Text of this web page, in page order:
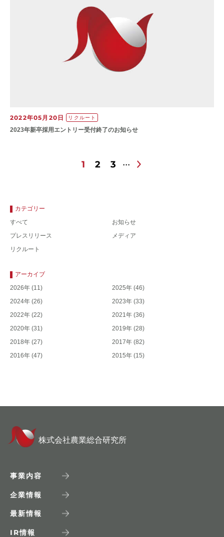
2022年05月20日 リクルート
2023年新卒採用エントリー受付終了のお知らせ
1 2 3
カテゴリー
すべて
お知らせ
プレスリリース
メディア
リクルート
アーカイブ
2026年 (11) 2025年 (46)
2024年 (26) 2023年 (33)
2022年 (22) 2021年 (36)
2020年 (31) 2019年 (28)
2018年 (27) 2017年 (82)
2016年 (47) 2015年 (15)
株式会社農業総合研究所
事業内容
企業情報
最新情報
IR情報